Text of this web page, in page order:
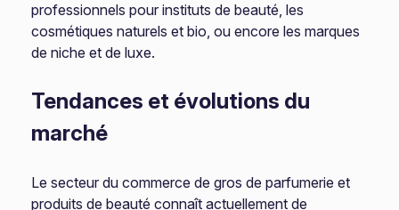
professionnels pour instituts de beauté, les
cosmétiques naturels et bio, ou encore les marques
de niche et de luxe.
Tendances et évolutions du
marché
Le secteur du commerce de gros de parfumerie et
produits de beauté connaît actuellement de